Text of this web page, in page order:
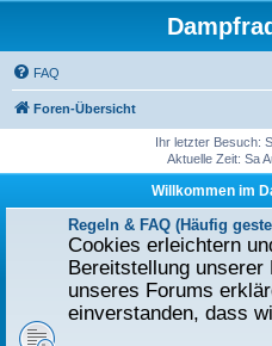
FAQ
Foren-Übersicht
Ihr letzter Besuch:
Aktuelle Zeit: Sa
Willkommen im
Regeln & FAQ (Häufig
Cookies erleichtern
Bereitstellung
unseres Forums
einverstanden, dass